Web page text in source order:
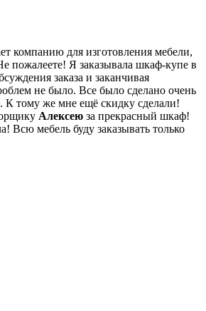
компанию для изготовления мебели,
пожалеете! Я заказывала шкаф-купе в
заказа и заканчивая
не было. Все было сделано очень
К тому же мне ещё скидку сделали!
Алексею за прекрасный шкаф!
Всю мебель буду заказывать только